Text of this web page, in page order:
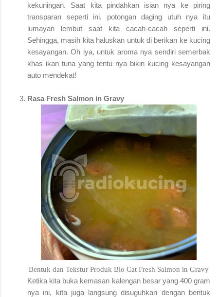
kekuningan. Saat kita pindahkan isian nya ke piring
transparan seperti ini, potongan daging utuh nya itu
lumayan lembut saat kita cacah-cacah seperti ini.
Sehingga, masih kita haluskan untuk di berikan ke kucing
kesayangan. Oh iya, untuk aroma nya sendiri semerbak
khas ikan tuna yang tentu nya bikin kucing kesayangan
auto mendekat!
Rasa Fresh Salmon in Gravy
Bentuk dan Tekstur Produk Bio Cat Fresh Salmon in Gravy
Ketika kita buka kemasan kalengan besar yang 400 gram
nya ini, kita juga langsung disuguhkan dengan bentuk